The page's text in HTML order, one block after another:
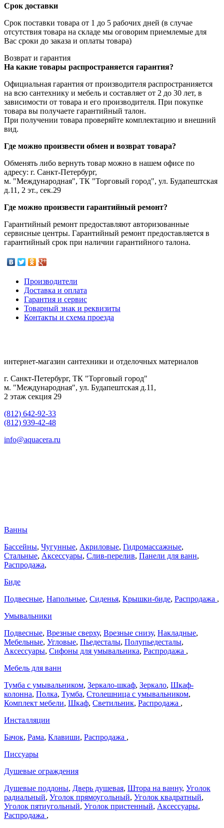
Срок доставки
Срок поставки товара от 1 до 5 рабочих дней (в случае
отсутствия товара на складе мы оговорим приемлемые для
Вас сроки до заказа и оплаты товара)
Возврат и гарантия
На какие товары распространяется гарантия?
Официальная гарантия от производителя распространияется
на всю сантехнику и мебель и составляет от 2 до 30 лет, в
зависимости от товара и его производителя. При покупке
товара вы получаете гарантийный талон.
При получении товара проверяйте комплектацию и внешний
вид.
Где можно произвести обмен и возврат товара?
Обменять либо вернуть товар можно в нашем офисе по
адресу: г. Санкт-Петербург,
м. "Международная", ТК "Торговый город", ул. Будапештская
д.11, 2 эт., сек.29
Где можно произвести гарантийный ремонт?
Гарантийный ремонт предоставляют авторизованные
сервисные центры. Гарантийный ремонт предоставляется в
гарантийный срок при наличии гарантийного талона.
Производители
Доставка и оплата
Гарантия и сервис
Товарный знак и реквизиты
Контакты и схема проезда
интернет-магазин сантехники и отделочных материалов
г. Санкт-Петербург, ТК "Торговый город"
м. "Международная", ул. Будапештская д.11,
2 этаж секция 29
(812) 642-92-33
(812) 939-42-48
info@aquacera.ru
Ванны
Бассейны, Чугунные, Акриловые, Гидромассажные,
Стальные, Аксессуары, Слив-перелив, Панели для ванн,
Распродажа,
Биде
Подвесные, Напольные, Сиденья, Крышки-биде, Распродажа ,
Умывальники
Подвесные, Врезные сверху, Врезные снизу, Накладные,
Мебельные, Угловые, Пьедесталы, Полупьедесталы,
Аксессуары, Сифоны для умывальника, Распродажа ,
Мебель для ванн
Тумба с умывальником, Зеркало-шкаф, Зеркало, Шкаф-
колонна, Полка, Тумба, Столешница с умывальником,
Комплект мебели, Шкаф, Светильник, Распродажа ,
Инсталляции
Бачок, Рама, Клавиши, Распродажа ,
Писсуары
Душевые ограждения
Душевые поддоны, Дверь душевая, Штора на ванну, Уголок
радиальный, Уголок прямоугольный, Уголок квадратный,
Уголок пятиугольный, Уголок пристенный, Аксессуары,
Распродажа ,